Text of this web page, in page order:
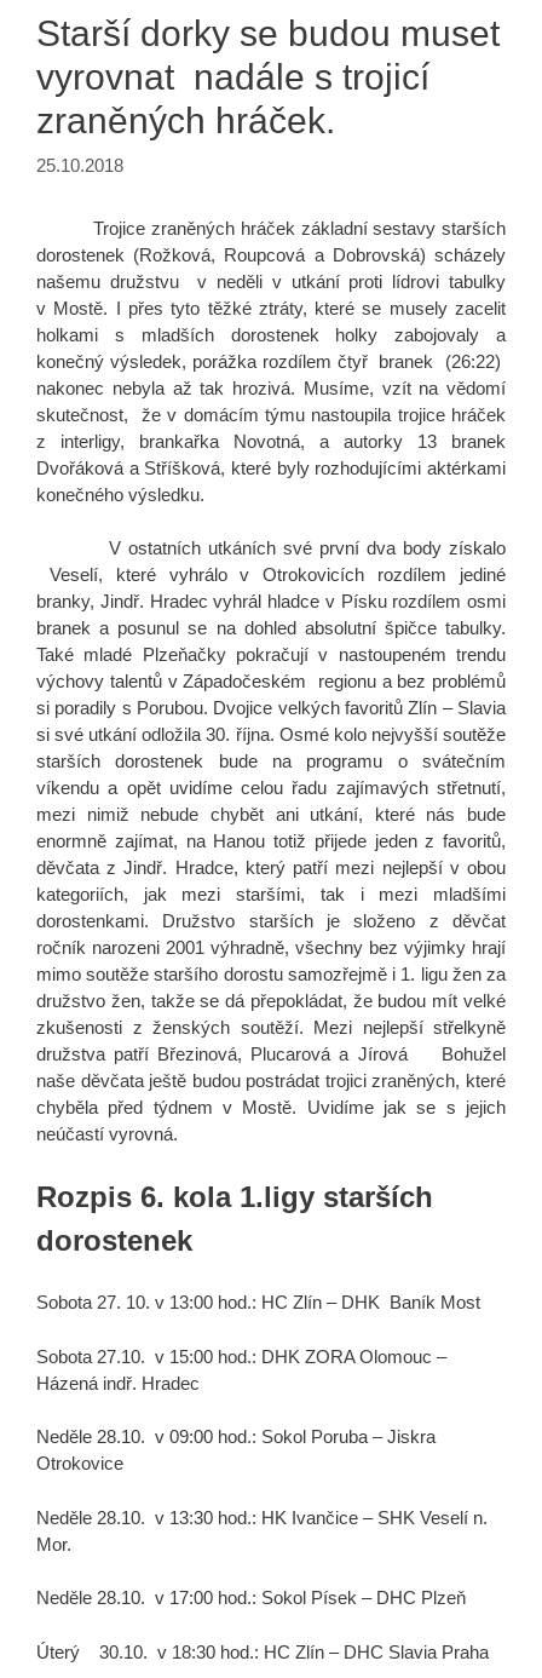
Starší dorky se budou muset
vyrovnat nadále s trojicí
zraněných hráček.
25.10.2018
Trojice zraněných hráček základní sestavy starších
dorostenek (Rožková, Roupcová a Dobrovská) scházely
našemu družstvu v neděli v utkání proti lídrovi tabulky
v Mostě. I přes tyto těžké ztráty, které se musely zacelit
holkami s mladších dorostenek holky zabojovaly a
konečný výsledek, porážka rozdílem čtyř branek (26:22)
nakonec nebyla až tak hrozivá. Musíme, vzít na vědomí
skutečnost, že v domácím týmu nastoupila trojice hráček
z interligy, brankařka Novotná, a autorky 13 branek
Dvořáková a Stříšková, které byly rozhodujícími aktérkami
konečného výsledku.
V ostatních utkáních své první dva body získalo
Veselí, které vyhrálo v Otrokovicích rozdílem jediné
branky, Jindř. Hradec vyhrál hladce v Písku rozdílem osmi
branek a posunul se na dohled absolutní špičce tabulky.
Také mladé Plzeňačky pokračují v nastoupeném trendu
výchovy talentů v Západočeském regionu a bez problémů
si poradily s Porubou. Dvojice velkých favoritů Zlín – Slavia
si své utkání odložila 30. října. Osmé kolo nejvyšší soutěže
starších dorostenek bude na programu o svátečním
víkendu a opět uvidíme celou řadu zajímavých střetnutí,
mezi nimiž nebude chybět ani utkání, které nás bude
enormně zajímat, na Hanou totiž přijede jeden z favoritů,
děvčata z Jindř. Hradce, který patří mezi nejlepší v obou
kategoriích, jak mezi staršími, tak i mezi mladšími
dorostenkami. Družstvo starších je složeno z děvčat
ročník narozeni 2001 výhradně, všechny bez výjimky hrají
mimo soutěže staršího dorostu samozřejmě i 1. ligu žen za
družstvo žen, takže se dá přepokládat, že budou mít velké
zkušenosti z ženských soutěží. Mezi nejlepší střelkyně
družstva patří Březinová, Plucarová a Jírová Bohužel
naše děvčata ještě budou postrádat trojici zraněných, které
chyběla před týdnem v Mostě. Uvidíme jak se s jejich
neúčastí vyrovná.
Rozpis 6. kola 1.ligy starších
dorostenek
Sobota 27. 10. v 13:00 hod.: HC Zlín – DHK Baník Most
Sobota 27.10. v 15:00 hod.: DHK ZORA Olomouc –
Házená indř. Hradec
Neděle 28.10. v 09:00 hod.: Sokol Poruba – Jiskra
Otrokovice
Neděle 28.10. v 13:30 hod.: HK Ivančice – SHK Veselí n.
Mor.
Neděle 28.10. v 17:00 hod.: Sokol Písek – DHC Plzeň
Úterý 30.10. v 18:30 hod.: HC Zlín – DHC Slavia Praha